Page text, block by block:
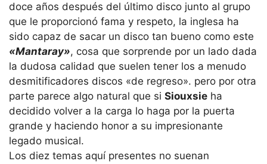
doce años después del último disco junto al grupo
que le proporcionó fama y respeto, la inglesa ha
sido capaz de sacar un disco tan bueno como este
«Mantaray», cosa que sorprende por un lado dada
la dudosa calidad que suelen tener los a menudo
desmitificadores discos «de regreso». pero por otra
parte parece algo natural que si Siouxsie ha
decidido volver a la carga lo haga por la puerta
grande y haciendo honor a su impresionante
legado musical.
Los diez temas aquí presentes no suenan